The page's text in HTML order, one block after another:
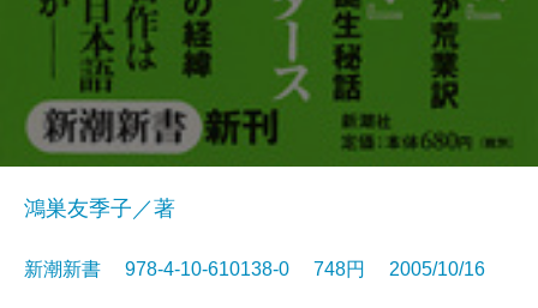
鴻巣友季子／著
新潮新書 978-4-10-610138-0 748円 2005/10/16